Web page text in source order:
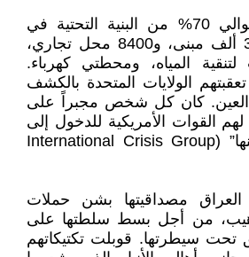
“دمر هجوم 2004 حوالي 70% من البنية التحتية في
المدينة، بما يشمل 36 ألف مبنى، و8400 محل تجاري،
المياه، ومحطتي كهرباء.
الولايات المتحدة بالكشف
كان كل شخص مجبراً على
القوات الأمريكية للدخول إلى
المدينة أو الخروج منها” (International Crisis Group
مصداقيتها بشن حملات
من أجل بسط سلطتها على
تحت سيطرتها. قوبلت تكتيكاتهم